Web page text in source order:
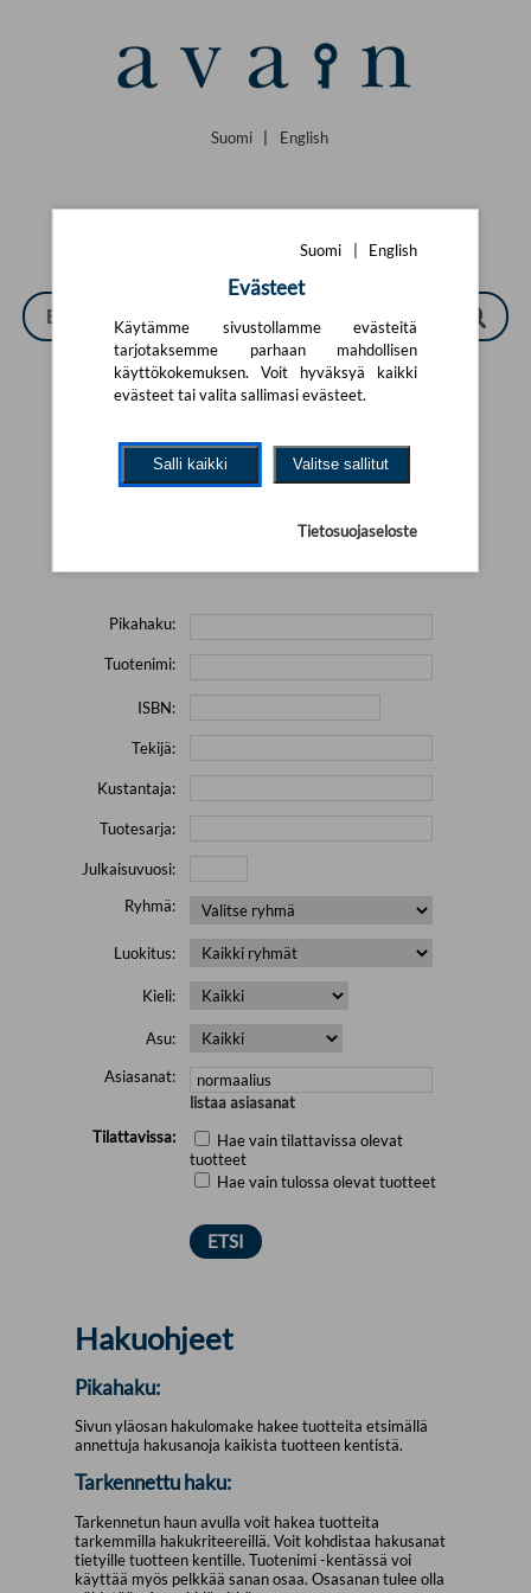
Suomi English
Tarkennettu haku
Yhtään tuotetta ei löytynyt. Yritä uutta hakua alla olevalla
Yritä hakea pienemmällä määrällä hakutekijöitä ja jätä
Pikahaku:
Tuotenimi:
ISBN:
Tekijä:
Kustantaja:
Tuotesarja:
Julkaisuvuosi:
Ryhmä:
Luokitus:
Kieli:
Asu:
Asiasanat:
listaa asiasanat
Tilattavissa:
Hae vain tilattavissa olevat
tuotteet
Hae vain tulossa olevat tuotteet
Hakuohjeet
Pikahaku:
Sivun yläosan hakulomake hakee tuotteita etsimällä
annettuja hakusanoja kaikista tuotteen kentistä.
Tarkennettu haku:
Tarkennetun haun avulla voit hakea tuotteita
tarkemmilla hakukriteereillä. Voit kohdistaa hakusanat
tietyille tuotteen kentille. Tuotenimi -kentässä voi
käyttää myös pelkkää sanan osaa. Osasanan tulee olla
Suomi | English
Evästeet
Käytämme sivustollamme evästeitä
tarjotaksemme parhaan mahdollisen
käyttökokemuksen. Voit hyväksyä kaikki
evästeet tai valita sallimasi evästeet.
Salli kaikki Valitse sallitut
Tietosuojaseloste